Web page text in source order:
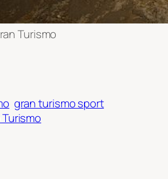
Turismo
gran turismo sport